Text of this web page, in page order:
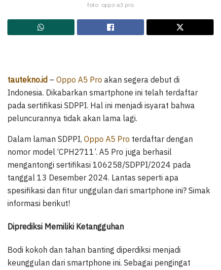
foto: oppo a3 pro
tautekno.id – Oppo A5 Pro akan segera debut di
Indonesia. Dikabarkan smartphone ini telah terdaftar
pada sertifikasi SDPPI. Hal ini menjadi isyarat bahwa
peluncurannya tidak akan lama lagi.
Dalam laman SDPPI, Oppo A5 Pro terdaftar dengan
nomor model ‘CPH2711’. A5 Pro juga berhasil
mengantongi sertifikasi 106258/SDPPI/2024 pada
tanggal 13 Desember 2024. Lantas seperti apa
spesifikasi dan fitur unggulan dari smartphone ini? Simak
informasi berikut!
Diprediksi Memiliki Ketangguhan
Bodi kokoh dan tahan banting diperdiksi menjadi
keunggulan dari smartphone ini. Sebagai pengingat